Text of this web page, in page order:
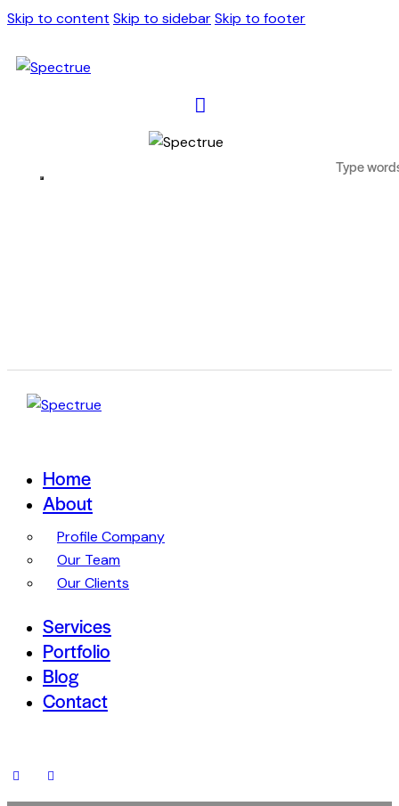
Skip to content Skip to sidebarSkip to footer
Home
About
Profile Company
Our Team
Our Clients
Services
Portfolio
Blog
Contact